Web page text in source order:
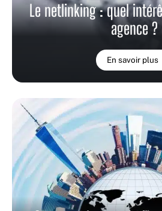
Le netlinking : quel
agence ?
En savoir plus